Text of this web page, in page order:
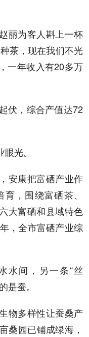
丽为客人斟上一杯
茶，现在我们不光
一年收入有20多万
伏，综合产值达72
光。
安康把富硒产业作
，围绕富硒茶、
大富硒和县域特色
，全市富硒产业综
水间，另一条“丝
蚕。
物多样性让蚕桑产
桑园已铺成绿海，